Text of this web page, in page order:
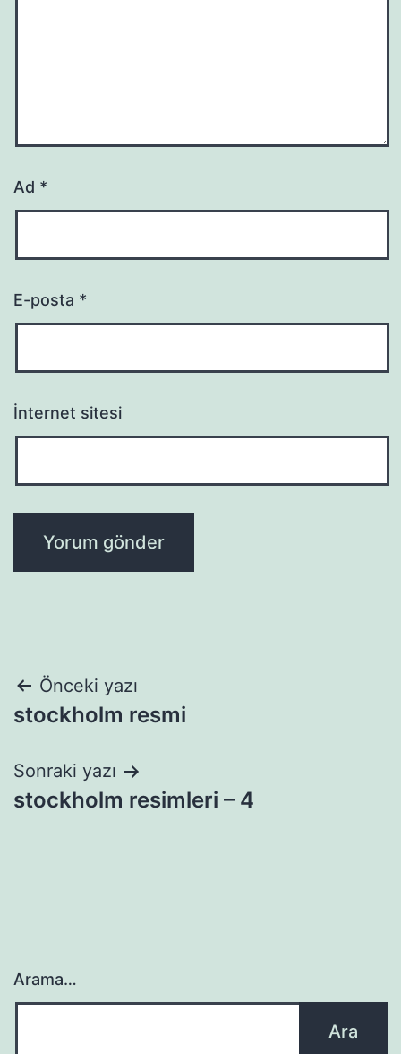
Ad *
E-posta *
İnternet sitesi
Yazı
gezinmesi
Önceki yazı
stockholm resmi
Sonraki yazı
stockholm resimleri – 4
Arama…